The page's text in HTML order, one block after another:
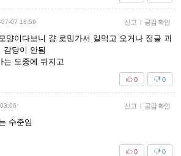
07-07 18:59 신고 | 공감 확인
양이다보니 걍 로밍가서 킬먹고 오거나 정글 괴
감당이 안됨
는 도중에 뒤지고
0
0
신고 | 공감 확인
수준임
0
0